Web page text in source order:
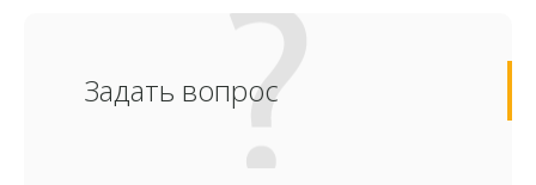
Задать вопрос